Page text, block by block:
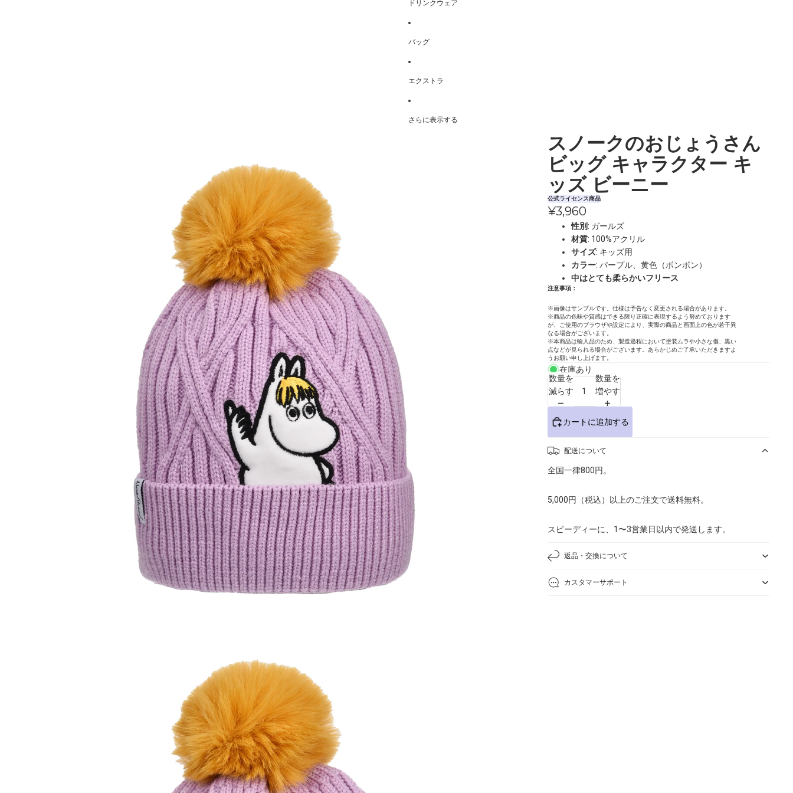
ドリンクウェア
バッグ
エクストラ
さらに表示する
スノークのおじょうさん
ビッグ キャラクター キ
ッズ ビーニー
公式ライセンス商品
¥3,960
性別 : ガールズ
材質: 100%アクリル
サイズ: キッズ用
カラー: パープル、黄色（ボンボン）
中はとても柔らかいフリース
注意事項：
※画像はサンプルです。仕様は予告なく変更される場合があります。
※商品の色味や質感はできる限り正確に表現するよう努めております
が、ご使用のブラウザや設定により、実際の商品と画面上の色が若干異
なる場合がございます。
※本商品は輸入品のため、製造過程において塗装ムラや小さな傷、黒い
点などが見られる場合がございます。あらかじめご了承いただきますよ
うお願い申し上げます。
在庫あり
数量を
減らす
数量を
増やす
カートに追加する
配送について
全国一律800円。
5,000円（税込）以上のご注文で送料無料。
スピーディーに、1〜3営業日以内で発送します。
返品・交換について
カスタマーサポート